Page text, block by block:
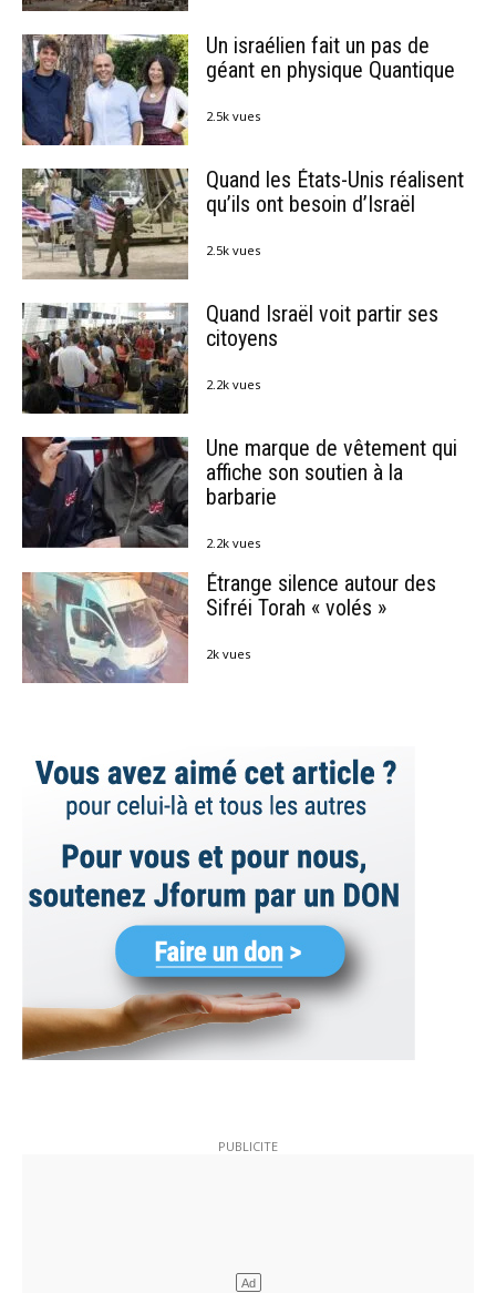
Un israélien fait un pas de
géant en physique Quantique
2.5k vues
Quand les États-Unis réalisent
qu’ils ont besoin d’Israël
2.5k vues
Quand Israël voit partir ses
citoyens
2.2k vues
Une marque de vêtement qui
affiche son soutien à la
barbarie
2.2k vues
Étrange silence autour des
Sifréi Torah « volés »
2k vues